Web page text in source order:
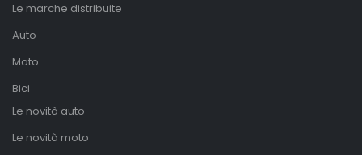
Le marche distribuite
Auto
Moto
Bici
Le novità auto
Le novità moto